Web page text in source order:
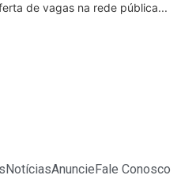
de vagas na rede pública...
NotíciasAnuncie Fale Conosco